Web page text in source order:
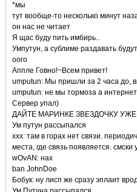
*мы
тут вообще-то несколько минут
он нас не читает
Я щас буду пить имбирь..
Умпутун, а сублиме раздавать
оого
Аппле Говно!~Всем привет!
umputun: Мы пришли за 2 часа до,
umputun: не мы тормоза а
Сервер упал)
ДАЙТЕ МАРИНКЕ ЗВЕЗДОЧКУ
Ум путун рассыпался
xxx: там в горах нет связи.
места, где связь появляется.
wOvAN: нах
ban JohnDoe
Бобук: ну лисп же сразу эплаит